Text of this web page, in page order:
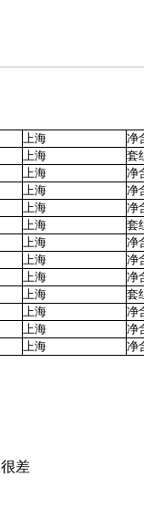
上海
净
上海
套
上海
净
上海
净
上海
净
上海
套
上海
净
上海
净
上海
净
上海
套
上海
净
上海
净
上海 净
很差